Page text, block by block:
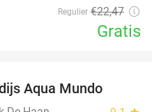
Regulier €22,47
Gratis
Aqua Mundo